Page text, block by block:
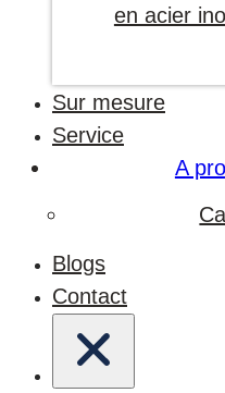
en acier
Sur mesure
Service
A
Blogs
Contact